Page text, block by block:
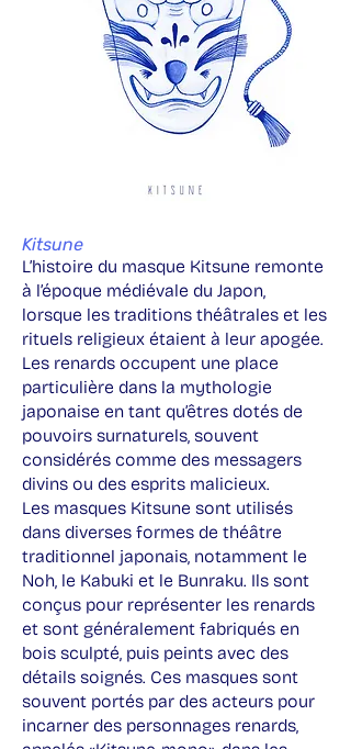
Kitsune
L’histoire du masque Kitsune remonte
à l’époque médiévale du Japon,
lorsque les traditions théâtrales et les
rituels religieux étaient à leur apogée.
Les renards occupent une place
particulière dans la mythologie
japonaise en tant qu’êtres dotés de
pouvoirs surnaturels, souvent
considérés comme des messagers
divins ou des esprits malicieux.
Les masques Kitsune sont utilisés
dans diverses formes de théâtre
traditionnel japonais, notamment le
Noh, le Kabuki et le Bunraku. Ils sont
conçus pour représenter les renards
et sont généralement fabriqués en
bois sculpté, puis peints avec des
détails soignés. Ces masques sont
souvent portés par des acteurs pour
incarner des personnages renards,